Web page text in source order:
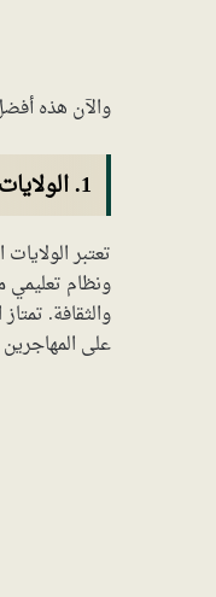
والآن هذه
1. الولايات المتحدة الأمريكية
تعتبر
ونظام تعليمي
والثقافة.
على